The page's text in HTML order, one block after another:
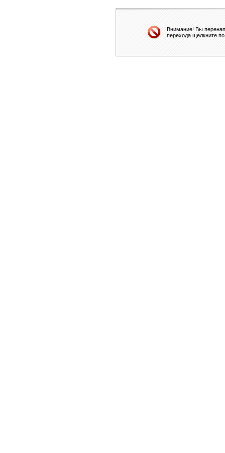
Внимание! Вы
перехода щелкните